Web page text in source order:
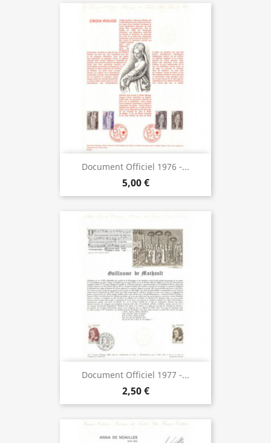
Document Officiel 1976 -...
5,00 €
Document Officiel 1977 -...
2,50 €